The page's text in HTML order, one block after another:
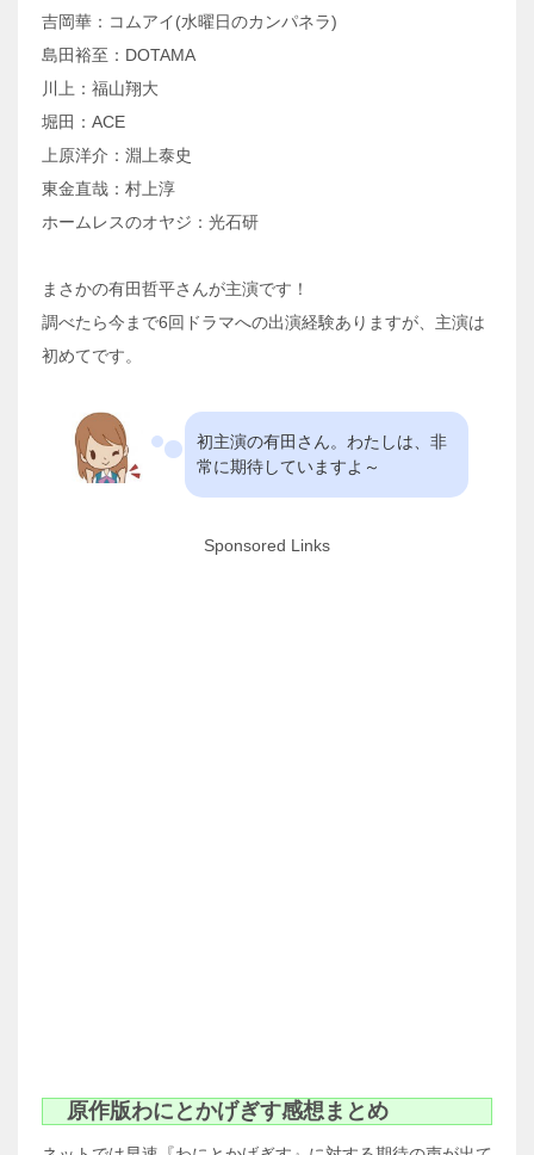
吉岡華：コムアイ(水曜日のカンパネラ)
島田裕至：DOTAMA
川上：福山翔大
堀田：ACE
上原洋介：淵上泰史
東金直哉：村上淳
ホームレスのオヤジ：光石研
まさかの有田哲平さんが主演です！
調べたら今まで6回ドラマへの出演経験ありますが、主演は
初めてです。
初主演の有田さん。わたしは、非
常に期待していますよ～
Sponsored Links
原作版わにとかげぎす感想まとめ